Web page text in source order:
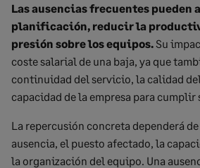
Las ausencias frecuentes pueden
planificación, reducir la
presión sobre los equipos.Su
coste salarial de una baja, ya que
continuidad del servicio, la calidad
capacidad de la empresa para cumplir
La repercusión concreta dependerá
ausencia, el puesto afectado, la
la organización del equipo. Una